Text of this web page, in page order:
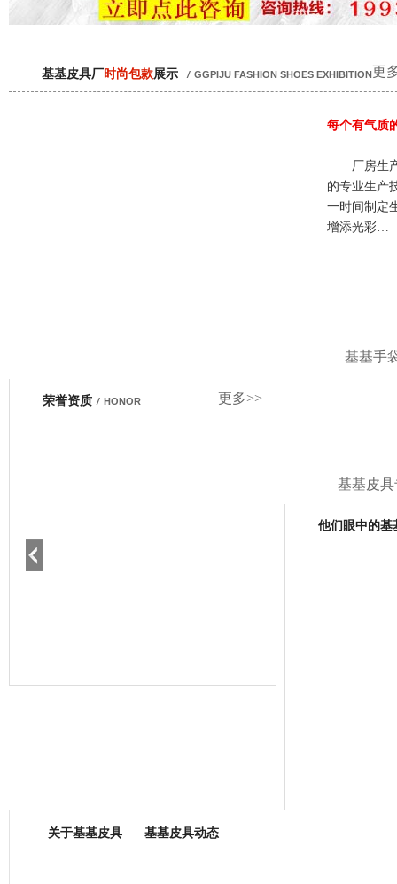
更
基基皮具厂时尚包款展示 / GGPIJU FASHION SHOES EXHIBITION
每个有气质
厂房生
的专业生产
一时间制定
增添光彩…
基基手
基基皮
更多>>
荣誉资质 / HONOR
他们眼中的基
关于基基皮具 基基皮具动态